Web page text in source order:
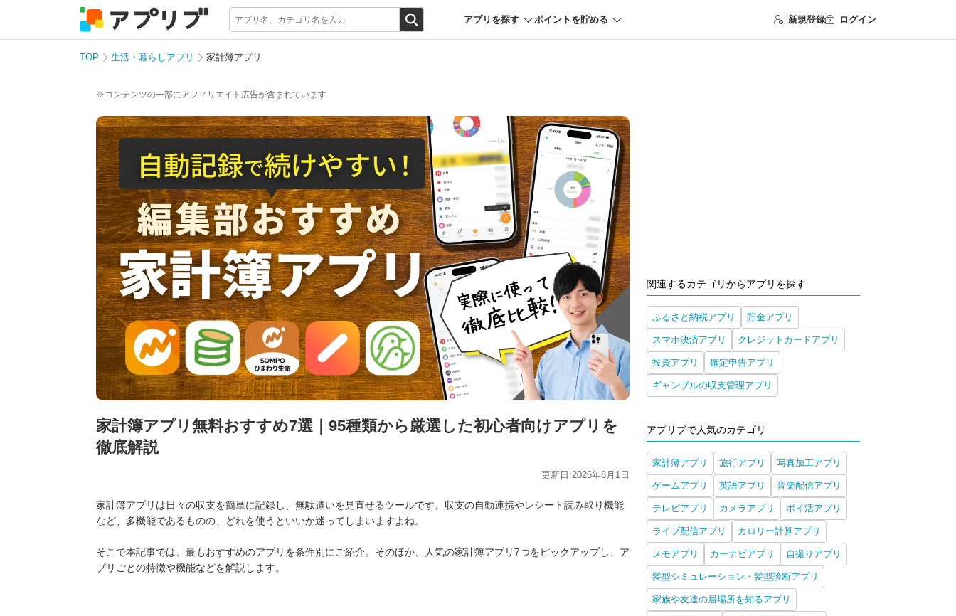
アプリを探す ポイントを貯める 新規登録 ログイン
TOP 生活・暮らしアプリ 家計簿アプリ
※コンテンツの一部にアフィリエイト広告が含まれています
家計簿アプリ無料おすすめ7選｜95種類から厳選した初心者向けアプリを
徹底解説
更新日:2026年8月1日
家計簿アプリは日々の収支を簡単に記録し、無駄遣いを見直せるツールです。収支の自動連携やレシート読み取り機能
など、多機能であるものの、どれを使うといいか迷ってしまいますよね。
そこで本記事では、最もおすすめのアプリを条件別にご紹介。そのほか、人気の家計簿アプリ7つをピックアップし、ア
プリごとの特徴や機能などを解説します。
関連するカテゴリからアプリを探す
ふるさと納税アプリ 貯金アプリ
スマホ決済アプリ クレジットカードアプリ
投資アプリ 確定申告アプリ
ギャンブルの収支管理アプリ
アプリブで人気のカテゴリ
家計簿アプリ 旅行アプリ 写真加工アプリ
ゲームアプリ 英語アプリ 音楽配信アプリ
テレビアプリ カメラアプリ ポイ活アプリ
ライブ配信アプリ カロリー計算アプリ
メモアプリ カーナビアプリ 自撮りアプリ
髪型シミュレーション・髪型診断アプリ
家族や友達の居場所を知るアプリ